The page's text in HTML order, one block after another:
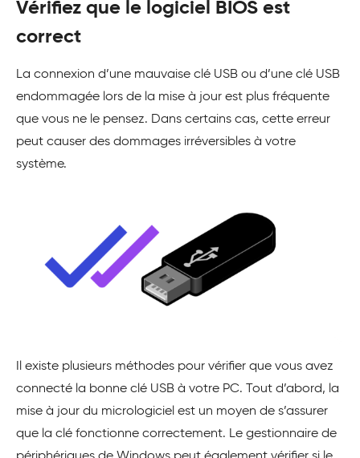
Vérifiez que le logiciel BIOS est
correct
La connexion d’une mauvaise clé USB ou d’une clé USB
endommagée lors de la mise à jour est plus fréquente
que vous ne le pensez. Dans certains cas, cette erreur
peut causer des dommages irréversibles à votre
système.
Il existe plusieurs méthodes pour vérifier que vous avez
connecté la bonne clé USB à votre PC. Tout d’abord, la
mise à jour du micrologiciel est un moyen de s’assurer
que la clé fonctionne correctement. Le gestionnaire de